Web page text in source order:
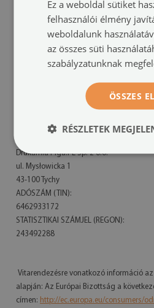
Drukarnia Piga.PL Sp. z o.o.
ul. Mysłowicka 1
43-100 Tychy
ADÓSZÁM (TIN):
6462933172
STATISZTIKAI SZÁMJEL (REGON):
243492288
Vitarendezésre vonatkozó információ az
alapján: Az Európai Bizottság a
címen: http://ec.europa.eu/consumers/
Ez a weboldal sütiket
felhasználói élmény
weboldalunk
az összes süti
szabályzatunknak
ÖSSZES
RÉSZLETEK